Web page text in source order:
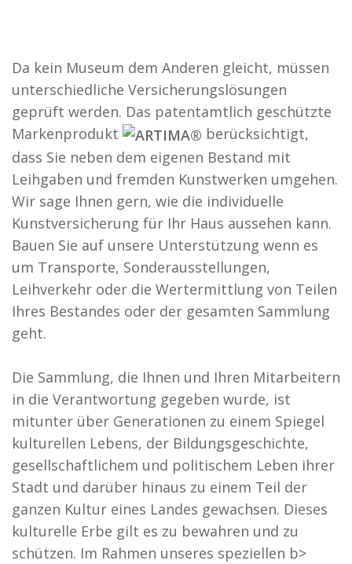
Da kein Museum dem Anderen gleicht, müssen
unterschiedliche Versicherungslösungen
geprüft werden. Das patentamtlich geschützte
Markenprodukt
berücksichtigt,
dass Sie neben dem eigenen Bestand mit
Leihgaben und fremden Kunstwerken umgehen.
Wir sage Ihnen gern, wie die individuelle
Kunstversicherung für Ihr Haus aussehen kann.
Bauen Sie auf unsere Unterstützung wenn es
um Transporte, Sonderausstellungen,
Leihverkehr oder die Wertermittlung von Teilen
Ihres Bestandes oder der gesamten Sammlung
geht.
Die Sammlung, die Ihnen und Ihren Mitarbeitern
in die Verantwortung gegeben wurde, ist
mitunter über Generationen zu einem Spiegel
kulturellen Lebens, der Bildungsgeschichte,
gesellschaftlichem und politischem Leben ihrer
Stadt und darüber hinaus zu einem Teil der
ganzen Kultur eines Landes gewachsen. Dieses
kulturelle Erbe gilt es zu bewahren und zu
schützen. Im Rahmen unseres speziellen b>